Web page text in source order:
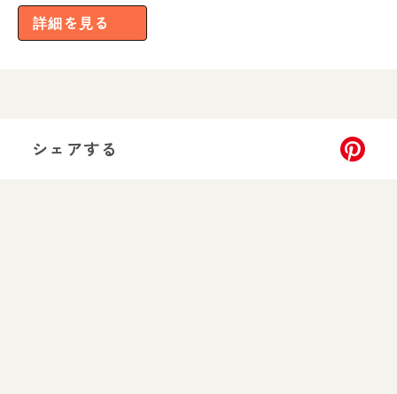
詳細を見る
シェアする